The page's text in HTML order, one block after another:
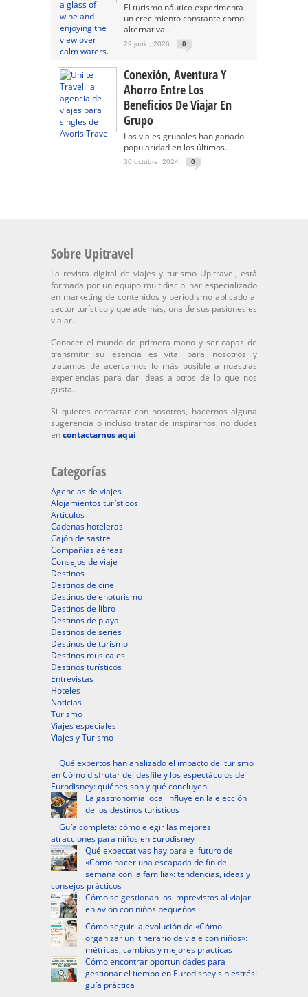
El turismo náutico experimenta
un crecimiento constante como
alternativa...
29 junio, 2026 0
Conexión, Aventura Y
Ahorro Entre Los
Beneficios De Viajar En
Grupo
Los viajes grupales han ganado
popularidad en los últimos...
30 octubre, 2024 0
Sobre Upitravel
La revista digital de viajes y turismo Upitravel, está
formada por un equipo multidisciplinar especializado
en marketing de contenidos y periodismo aplicado al
sector turístico y que además, una de sus pasiones es
viajar.
Conocer el mundo de primera mano y ser capaz de
transmitir su esencia es vital para nosotros y
tratamos de acercarnos lo más posible a nuestras
experiencias para dar ideas a otros de lo que nos
gusta.
Si quieres contactar con nosotros, hacernos alguna
sugerencia o incluso tratar de inspirarnos, no dudes
encontactarnos aquí.
Categorías
Agencias de viajes
Alojamientos turísticos
Artículos
Cadenas hoteleras
Cajón de sastre
Compañías aéreas
Consejos de viaje
Destinos
Destinos de cine
Destinos de enoturismo
Destinos de libro
Destinos de playa
Destinos de series
Destinos de turismo
Destinos musicales
Destinos turísticos
Entrevistas
Hoteles
Noticias
Turismo
Viajes especiales
Viajes y Turismo
Qué expertos han analizado el impacto del turismo
en Cómo disfrutar del desfile y los espectáculos de
Eurodisney: quiénes son y qué concluyen
La gastronomía local influye en la elección
de los destinos turísticos
Guía completa: cómo elegir las mejores
atracciones para niños en Eurodisney
Qué expectativas hay para el futuro de
«Cómo hacer una escapada de fin de
semana con la familia»: tendencias, ideas y
consejos prácticos
Cómo se gestionan los imprevistos al viajar
en avión con niños pequeños
Cómo seguir la evolución de «Cómo
organizar un itinerario de viaje con niños»:
métricas, cambios y mejores prácticas
Cómo encontrar oportunidades para
gestionar el tiempo en Eurodisney sin estrés:
guía práctica